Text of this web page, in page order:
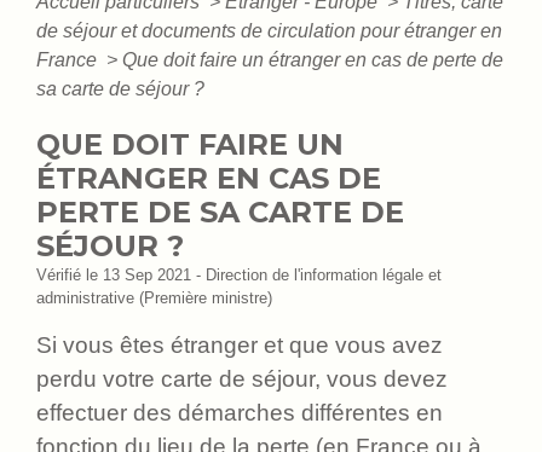
de séjour et documents de circulation pour étranger en
France > Que doit faire un étranger en cas de perte de
sa carte de séjour ?
QUE DOIT FAIRE UN
ÉTRANGER EN CAS DE
PERTE DE SA CARTE DE
SÉJOUR ?
Vérifié le 13 Sep 2021 - Direction de l'information légale et
administrative (Première ministre)
Si vous êtes étranger et que vous avez
perdu votre carte de séjour, vous devez
effectuer des démarches différentes en
fonction du lieu de la perte (en France ou à